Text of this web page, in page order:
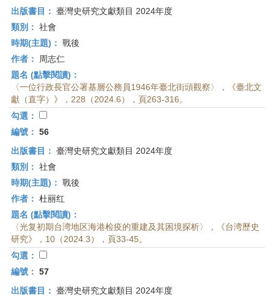
出版書目： 臺灣史研究文獻類目 2024年度
類別： 社會
時期(主題)： 戰後
作者：
周志仁
題名 (點擊閱讀)：
〈一位行政長官公署基層公務員1946年臺北街頭觀察〉，《臺北文
獻（直字）》，228（2024.6），頁263-316。
勾選：
編號： 56
出版書目： 臺灣史研究文獻類目 2024年度
類別： 社會
時期(主題)： 戰後
作者： 杜丽红
題名 (點擊閱讀)：
〈光复初期台湾地区海港检疫的重建及其困境探析〉，《台湾歷史
研究》，10（2024.3），頁33-45。
勾選：
編號： 57
出版書目： 臺灣史研究文獻類目 2024年度